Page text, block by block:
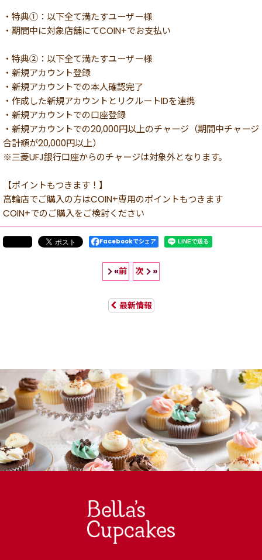
・特典①：以下全て満たすユーザー様
・期間中に対象店舗にてCOIN+でお支払い
・特典②：以下全て満たすユーザー様
・新規アカウント登録
・新規アカウントでの本人確認完了
・作成した新規アカウントとリクルートIDを連携
・新規アカウントでの口座登録
・新規アカウントでの20,000円以上のチャージ（期間中チャージ
合計額が20,000円以上）
※三菱UFJ銀行口座からのチャージは対象外となります。
【ポイントもつきます！】
高輪店でご購入の方はCOIN+専用のポイントもつきます
COIN+でのご購入をご検討ください
Facebookでシェア
«前 次 »
最新情報